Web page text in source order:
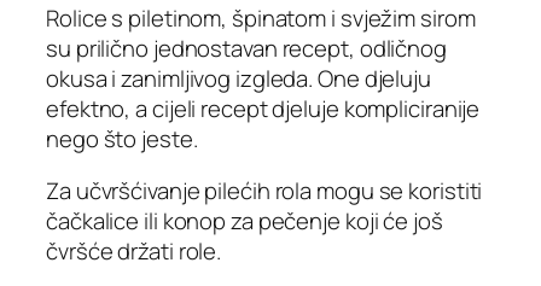
Rolice s piletinom, špinatom i svježim sirom
su prilično jednostavan recept, odličnog
okusa i zanimljivog izgleda. One djeluju
efektno, a cijeli recept djeluje kompliciranije
nego što jeste.
Za učvršćivanje pilećih rola mogu se koristiti
čačkalice ili konop za pečenje koji će još
čvršće držati role.